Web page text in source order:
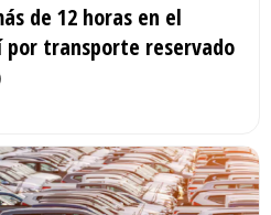
de 12 horas en el
transporte reservado